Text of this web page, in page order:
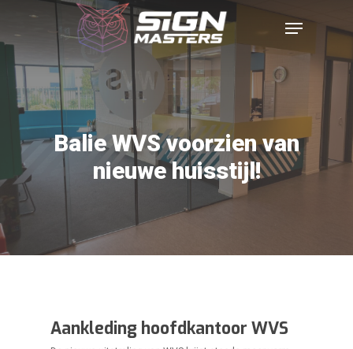
Balie WVS voorzien van
nieuwe huisstijl!
Aankleding hoofdkantoor WVS